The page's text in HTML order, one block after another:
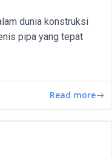
dunia konstruksi
pipa yang tepat
Read more